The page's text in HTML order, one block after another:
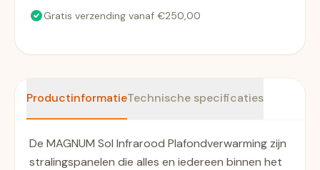
Gratis verzending vanaf €250,00
ProductinformatieTechnische specificaties
De MAGNUM Sol Infrarood Plafondverwarming zijn
stralingspanelen die alles en iedereen binnen het